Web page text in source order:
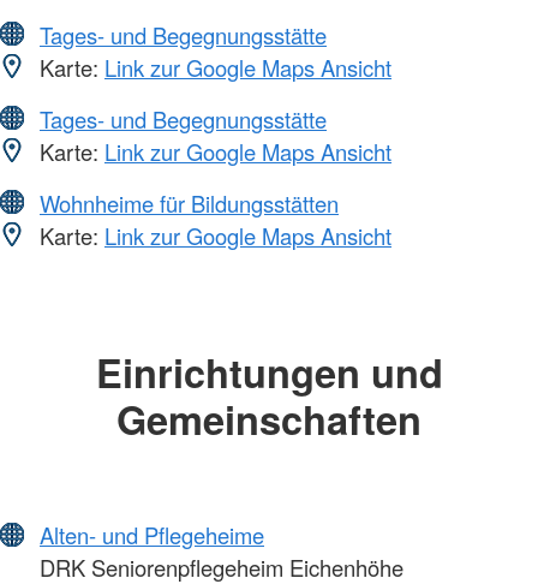
Tages- und Begegnungsstätte
Karte: Link zur Google Maps Ansicht
Tages- und Begegnungsstätte
Karte: Link zur Google Maps Ansicht
Wohnheime für Bildungsstätten
Karte: Link zur Google Maps Ansicht
Einrichtungen und
Gemeinschaften
Alten- und Pflegeheime
DRK Seniorenpflegeheim Eichenhöhe